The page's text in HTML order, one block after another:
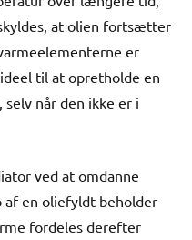
at olien fortsætter
er
til at opretholde en
når den ikke er i
ved at omdanne
en oliefyldt beholder
fordeles derefter